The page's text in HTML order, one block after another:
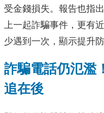
受金錢損失。報告也指
上一起詐騙事件，更有
少遇到一次，顯示提升
詐騙電話仍氾濫
追在後